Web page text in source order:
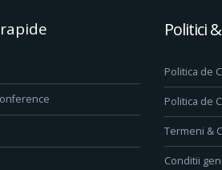
Politici
Politica de
Politica de
Termeni &
Conditii